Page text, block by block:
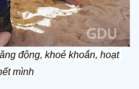
động, khoẻ khoắn, hoạt
mình